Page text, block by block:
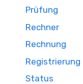
Prüfung
Rechner
Rechnung
Registrierung
Status